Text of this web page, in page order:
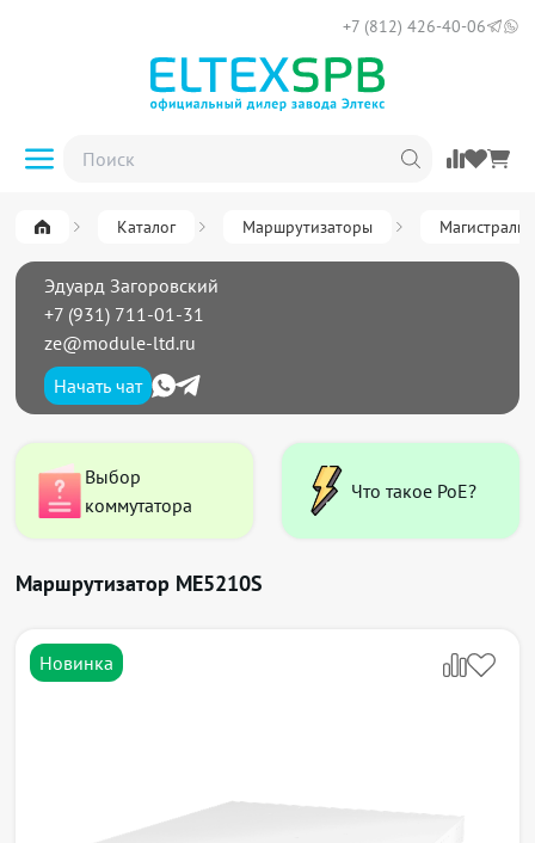
+7 (812) 426-40-06
Каталог Маршрутизаторы
Эдуард Загоровский
+7 (931) 711-01-31
ze@module-ltd.ru
Начать чат
Выбор
коммутатора
Что такое PoE?
Маршрутизатор ME5210S
Новинка